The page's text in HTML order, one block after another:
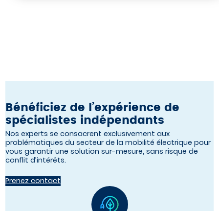
Bénéficiez de l’expérience de
spécialistes indépendants
Nos experts se consacrent exclusivement aux
problématiques du secteur de la mobilité électrique pour
vous garantir une solution sur-mesure, sans risque de
conflit d’intérêts.
Prenez contact